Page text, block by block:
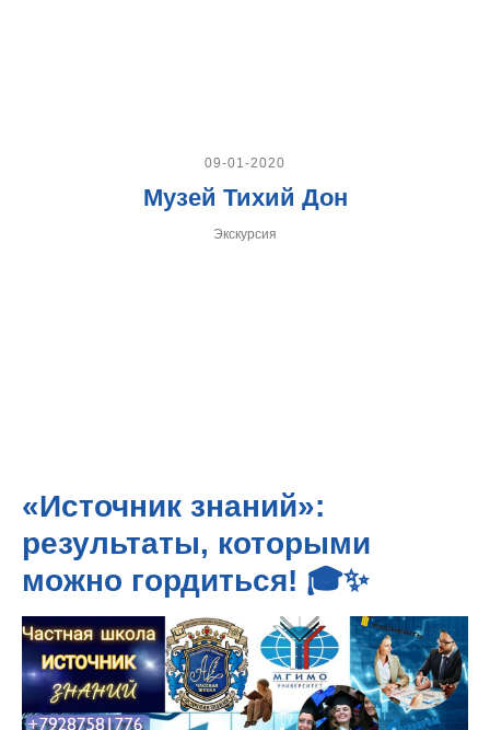
09-01-2020
Музей Тихий Дон
Экскурсия
«Источник знаний»:
результаты, которыми
можно гордиться! 🎓✨